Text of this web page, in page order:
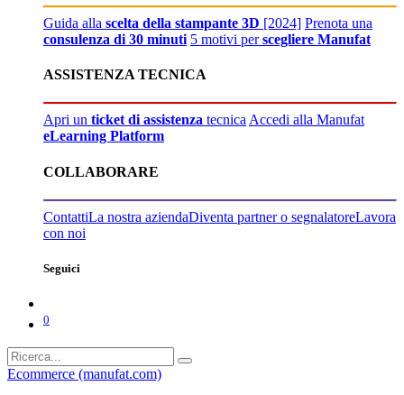
Guida alla scelta della stampante 3D [2024] Prenota una
consulenza di 30 minuti 5 motivi perscegliere Manufat
ASSISTENZA TECNICA
Apri un ticket di assistenza tecnicaAccedi alla Manufat
eLearning Platform
COLLABORARE
ContattiLa nostra aziendaDiventa partner o segnalatoreLavora
con noi
Seguici
0
Ecommerce (manufat.com)